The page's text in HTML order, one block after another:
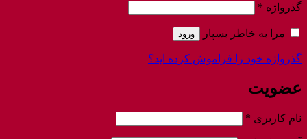
گذرواژه *
مرا به خاطر بسپار ورود
گذرواژه خود را فراموش کرده اید؟
عضویت
نام کاربری *